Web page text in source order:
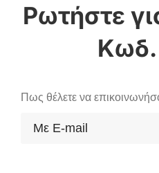
Κωδ.
Πως θέλετε να